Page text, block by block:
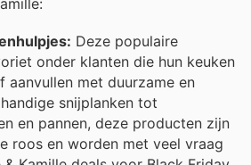
Deze populaire
onder klanten die hun keuken
aanvullen met duurzame en
snijplanken tot
en pannen, deze producten zijn
roos en worden met veel vraag